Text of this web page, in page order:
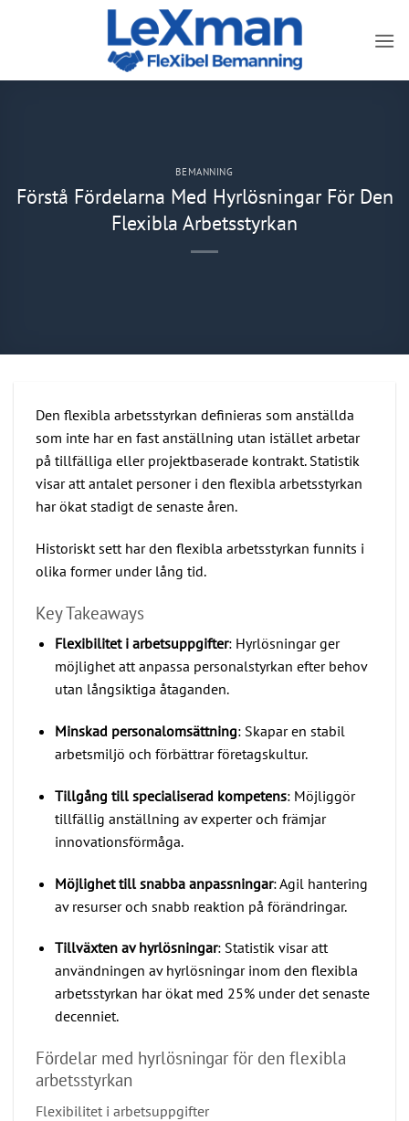
BEMANNING
Förstå Fördelarna Med Hyrlösningar För Den
Flexibla Arbetsstyrkan
Den flexibla arbetsstyrkan definieras som anställda
som inte har en fast anställning utan istället arbetar
på tillfälliga eller projektbaserade kontrakt. Statistik
visar att antalet personer i den flexibla arbetsstyrkan
har ökat stadigt de senaste åren.
Historiskt sett har den flexibla arbetsstyrkan funnits i
olika former under lång tid.
Key Takeaways
Flexibilitet i arbetsuppgifter: Hyrlösningar ger
möjlighet att anpassa personalstyrkan efter behov
utan långsiktiga åtaganden.
Minskad personalomsättning: Skapar en stabil
arbetsmiljö och förbättrar företagskultur.
Tillgång till specialiserad kompetens: Möjliggör
tillfällig anställning av experter och främjar
innovationsförmåga.
Möjlighet till snabba anpassningar: Agil hantering
av resurser och snabb reaktion på förändringar.
Tillväxten av hyrlösningar: Statistik visar att
användningen av hyrlösningar inom den flexibla
arbetsstyrkan har ökat med 25% under det senaste
decenniet.
Fördelar med hyrlösningar för den flexibla
arbetsstyrkan
Flexibilitet i arbetsuppgifter